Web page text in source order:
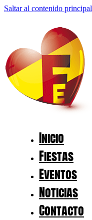
Saltar al contenido principal
Inicio
Fiestas
Eventos
Noticias
Contacto